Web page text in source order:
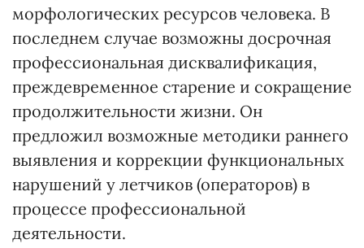
морфологических ресурсов человека. В
последнем случае возможны досрочная
профессиональная дисквалификация,
преждевременное старение и сокращение
продолжительности жизни. Он
предложил возможные методики раннего
выявления и коррекции функциональных
нарушений у летчиков (операторов) в
процессе профессиональной
деятельности.